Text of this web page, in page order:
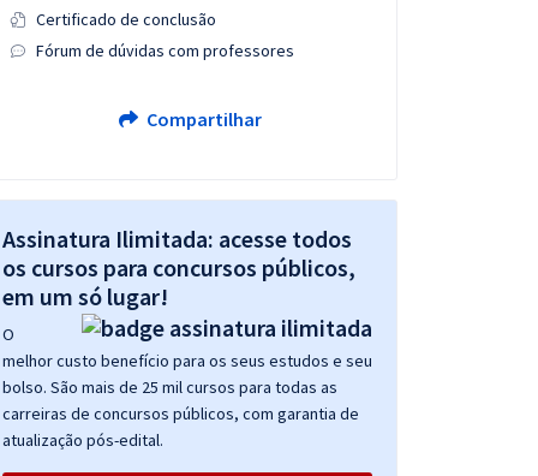
Certificado de conclusão
Fórum de dúvidas com professores
Compartilhar
Assinatura Ilimitada: acesse todos
os cursos para concursos públicos,
em um só lugar!
O
melhor custo benefício para os seus estudos e seu
bolso. São mais de 25 mil cursos para todas as
carreiras de concursos públicos, com garantia de
atualização pós-edital.